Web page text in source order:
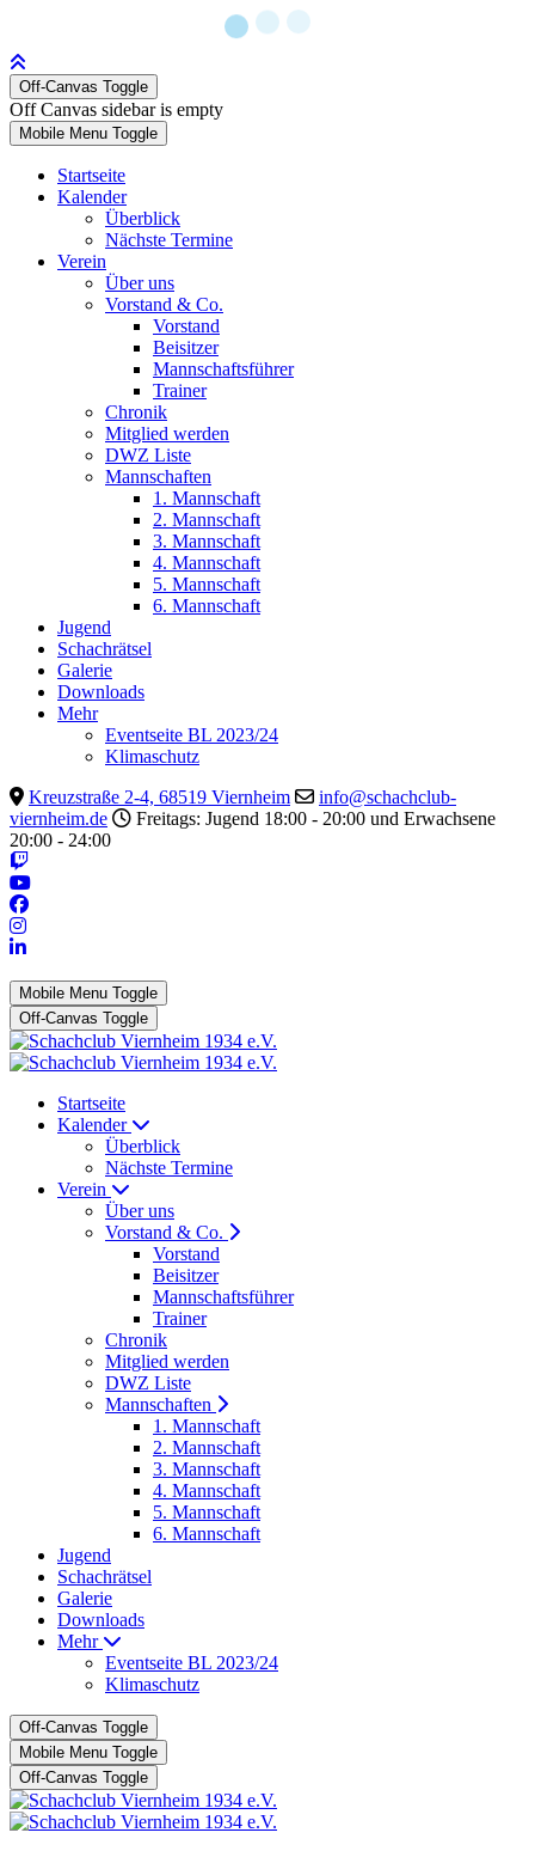
Off-Canvas Toggle
Off Canvas sidebar is empty
Mobile Menu Toggle
Startseite
Kalender
Überblick
Nächste Termine
Verein
Über uns
Vorstand & Co.
Vorstand
Beisitzer
Mannschaftsführer
Trainer
Chronik
Mitglied werden
DWZ Liste
Mannschaften
1. Mannschaft
2. Mannschaft
3. Mannschaft
4. Mannschaft
5. Mannschaft
6. Mannschaft
Jugend
Schachrätsel
Galerie
Downloads
Mehr
Eventseite BL 2023/24
Klimaschutz
Kreuzstraße 2-4, 68519 Viernheim
info@schachclub-
viernheim.de
Freitags: Jugend 18:00 - 20:00 und Erwachsene
20:00 - 24:00
Mobile Menu Toggle
Off-Canvas Toggle
Startseite
Kalender
Überblick
Nächste Termine
Verein
Über uns
Vorstand & Co.
Vorstand
Beisitzer
Mannschaftsführer
Trainer
Chronik
Mitglied werden
DWZ Liste
Mannschaften
1. Mannschaft
2. Mannschaft
3. Mannschaft
4. Mannschaft
5. Mannschaft
6. Mannschaft
Jugend
Schachrätsel
Galerie
Downloads
Mehr
Eventseite BL 2023/24
Klimaschutz
Off-Canvas Toggle
Mobile Menu Toggle
Off-Canvas Toggle